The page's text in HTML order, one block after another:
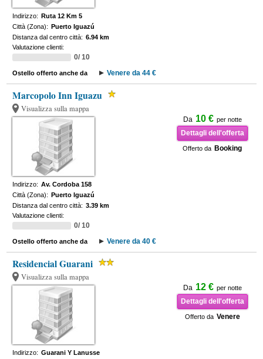
Indirizzo: Ruta 12 Km 5
Città (Zona): Puerto Iguazú
Distanza dal centro città: 6.94 km
Valutazione clienti:
0/ 10
Ostello offerto anche da Venere da 44 €
Marcopolo Inn Iguazu
Visualizza sulla mappa
Da 10 € per notte
Dettagli dell'offerta
Offerto da Booking
Indirizzo: Av. Cordoba 158
Città (Zona): Puerto Iguazú
Distanza dal centro città: 3.39 km
Valutazione clienti:
0/ 10
Ostello offerto anche da Venere da 40 €
Residencial Guarani
Visualizza sulla mappa
Da 12 € per notte
Dettagli dell'offerta
Offerto da Venere
Indirizzo: Guarani Y Lanusse